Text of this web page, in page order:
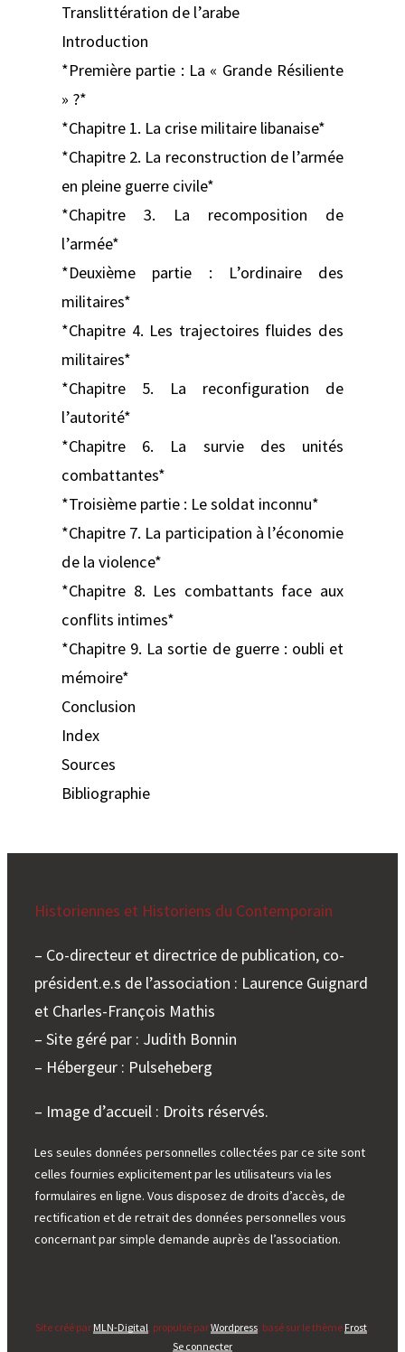
Translittération de l’arabe
Introduction
*Première partie : La « Grande Résiliente
» ?*
*Chapitre 1. La crise militaire libanaise*
*Chapitre 2. La reconstruction de l’armée
en pleine guerre civile*
*Chapitre 3. La recomposition de
l’armée*
*Deuxième partie : L’ordinaire des
militaires*
*Chapitre 4. Les trajectoires fluides des
militaires*
*Chapitre 5. La reconfiguration de
l’autorité*
*Chapitre 6. La survie des unités
combattantes*
*Troisième partie : Le soldat inconnu*
*Chapitre 7. La participation à l’économie
de la violence*
*Chapitre 8. Les combattants face aux
conflits intimes*
*Chapitre 9. La sortie de guerre : oubli et
mémoire*
Conclusion
Index
Sources
Bibliographie
Historiennes et Historiens du Contemporain
– Co-directeur et directrice de publication, co-
président.e.s de l’association : Laurence Guignard
et Charles-François Mathis
– Site géré par : Judith Bonnin
– Hébergeur : Pulseheberg
– Image d’accueil : Droits réservés.
Les seules données personnelles collectées par ce site sont
celles fournies explicitement par les utilisateurs via les
formulaires en ligne. Vous disposez de droits d’accès, de
rectification et de retrait des données personnelles vous
concernant par simple demande auprès de l’association.
Site créé par MLN-Digital , propulsé parWordpress , basé sur le thème Frost.
Se connecter